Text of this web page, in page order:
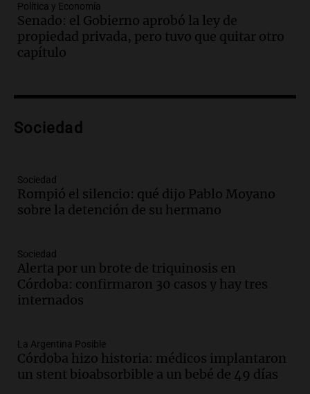
Panorama Federal
Episodios
Audio. Encuentran cuerpo en el Riacho
Santa Fe: se trataría de un hombre
Panorama Federal
Audio.
Edición 2026
Episodios
Audio.Femicidio por fuego en el auto:
Radioinforme 3
Episodios
Audio.Exconvicto con doble empleo
estatal: la SENAF asegura que se enteró
Radioinforme 3
Episodios
Los gustos caros del ministro
Política y Economía
Senado: el Gobierno aprobó la ley de
propiedad privada, pero tuvo que quitar otro
capítulo
Sociedad
Sociedad
Rompió el silencio: qué dijo Pablo Moyano
sobre la detención de su hermano
Sociedad
Alerta por un brote de triquinosis en
Córdoba: confirmaron 30 casos y hay tres
internados
La Argentina Posible
Córdoba hizo historia: médicos implantaron
un stent bioabsorbible a un bebé de 49 días